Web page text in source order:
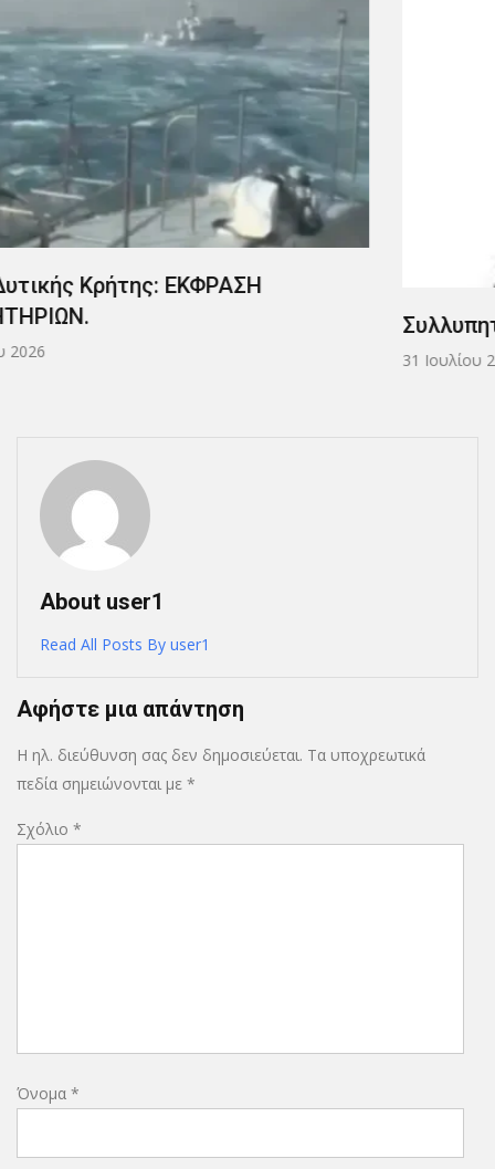
Συλλυπητήριο Μήνυμα.
31 Ιουλίου 2026
About user1
Read All Posts By user1
Αφήστε μια απάντηση
Η ηλ. διεύθυνση σας δεν δημοσιεύεται. Τα υποχρεωτικά
πεδία σημειώνονται με *
Σχόλιο *
Όνομα *